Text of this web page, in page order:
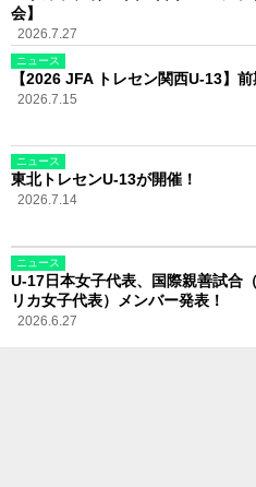
会】
2026.7.27
ニュース
【2026 JFA トレセン関西U-13】
2026.7.15
ニュース
東北トレセンU-13が開催！
2026.7.14
ニュース
U-17日本女子代表、国際親善試合
リカ女子代表）メンバー発表！
2026.6.27